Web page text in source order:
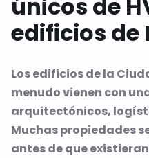
únicos de
edificios de
Los edificios de la
menudo vienen con
arquitectónicos,
Muchas propiedades
antes de que